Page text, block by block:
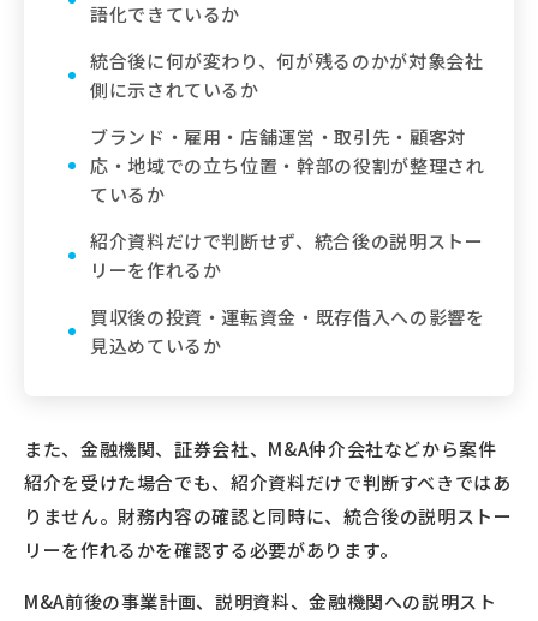
語化できているか
統合後に何が変わり、何が残るのかが対象会社
側に示されているか
ブランド・雇用・店舗運営・取引先・顧客対
応・地域での立ち位置・幹部の役割が整理され
ているか
紹介資料だけで判断せず、統合後の説明ストー
リーを作れるか
買収後の投資・運転資金・既存借入への影響を
見込めているか
また、金融機関、証券会社、M&A仲介会社などから案件
紹介を受けた場合でも、紹介資料だけで判断すべきではあ
りません。財務内容の確認と同時に、統合後の説明ストー
リーを作れるかを確認する必要があります。
M&A前後の事業計画、説明資料、金融機関への説明スト